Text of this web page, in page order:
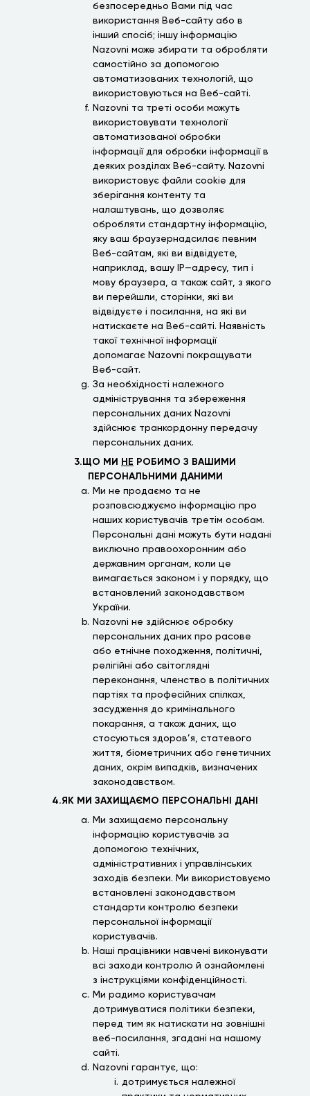
безпосередньо Вами під час
використання Веб-сайту або в
інший спосіб; іншу інформацію
Nazovni може збирати та обробляти
самостійно за допомогою
автоматизованих технологій, що
використовуються на Веб-сайті.
Nazovni та треті особи можуть
використовувати технології
автоматизованої обробки
інформації для обробки інформації в
деяких розділах Веб-сайту. Nazovni
використовує файли cookie для
зберігання контенту та
налаштувань, що дозволяє
обробляти стандартну інформацію,
яку ваш браузернадсилає певним
Веб-сайтам, які ви відвідуєте,
наприклад, вашу IP—адресу, тип і
мову браузера, а також сайт, з якого
ви перейшли, сторінки, які ви
відвідуєте і посилання, на які ви
натискаєте на Веб-сайті. Наявність
такої технічної інформації
допомагає Nazovni покращувати
Веб-сайт.
За необхідності належного
адміністрування та збереження
персональних даних Nazovni
здійснює транкордонну передачу
персональних даних.
3.ЩО МИ НЕ РОБИМО З ВАШИМИ
ПЕРСОНАЛЬНИМИ ДАНИМИ
Ми не продаємо та не
розповсюджуємо інформацію про
наших користувачів третім особам.
Персональні дані можуть бути надані
виключно правоохоронним або
державним органам, коли це
вимагається законом і у порядку, що
встановлений законодавством
України.
Nazovni не здійснює обробку
персональних даних про расове
або етнічне походження, політичні,
релігійні або світоглядні
переконання, членство в політичних
партіях та професійних спілках,
засудження до кримінального
покарання, а також даних, що
стосуються здоров’я, статевого
життя, біометричних або генетичних
даних, окрім випадків, визначених
законодавством.
4.ЯК МИ ЗАХИЩАЄМО ПЕРСОНАЛЬНІ ДАНІ
Ми захищаємо персональну
інформацію користувачів за
допомогою технічних,
адміністративних і управлінських
заходів безпеки. Ми використовуємо
встановлені законодавством
стандарти контролю безпеки
персональної інформації
користувачів.
Наші працівники навчені виконувати
всі заходи контролю й ознайомлені
з інструкціями конфіденційності.
Ми радимо користувачам
дотримуватися політики безпеки,
перед тим як натискати на зовнішні
веб-посилання, згадані на нашому
сайті.
Nazovni гарантує, що:
дотримується належної